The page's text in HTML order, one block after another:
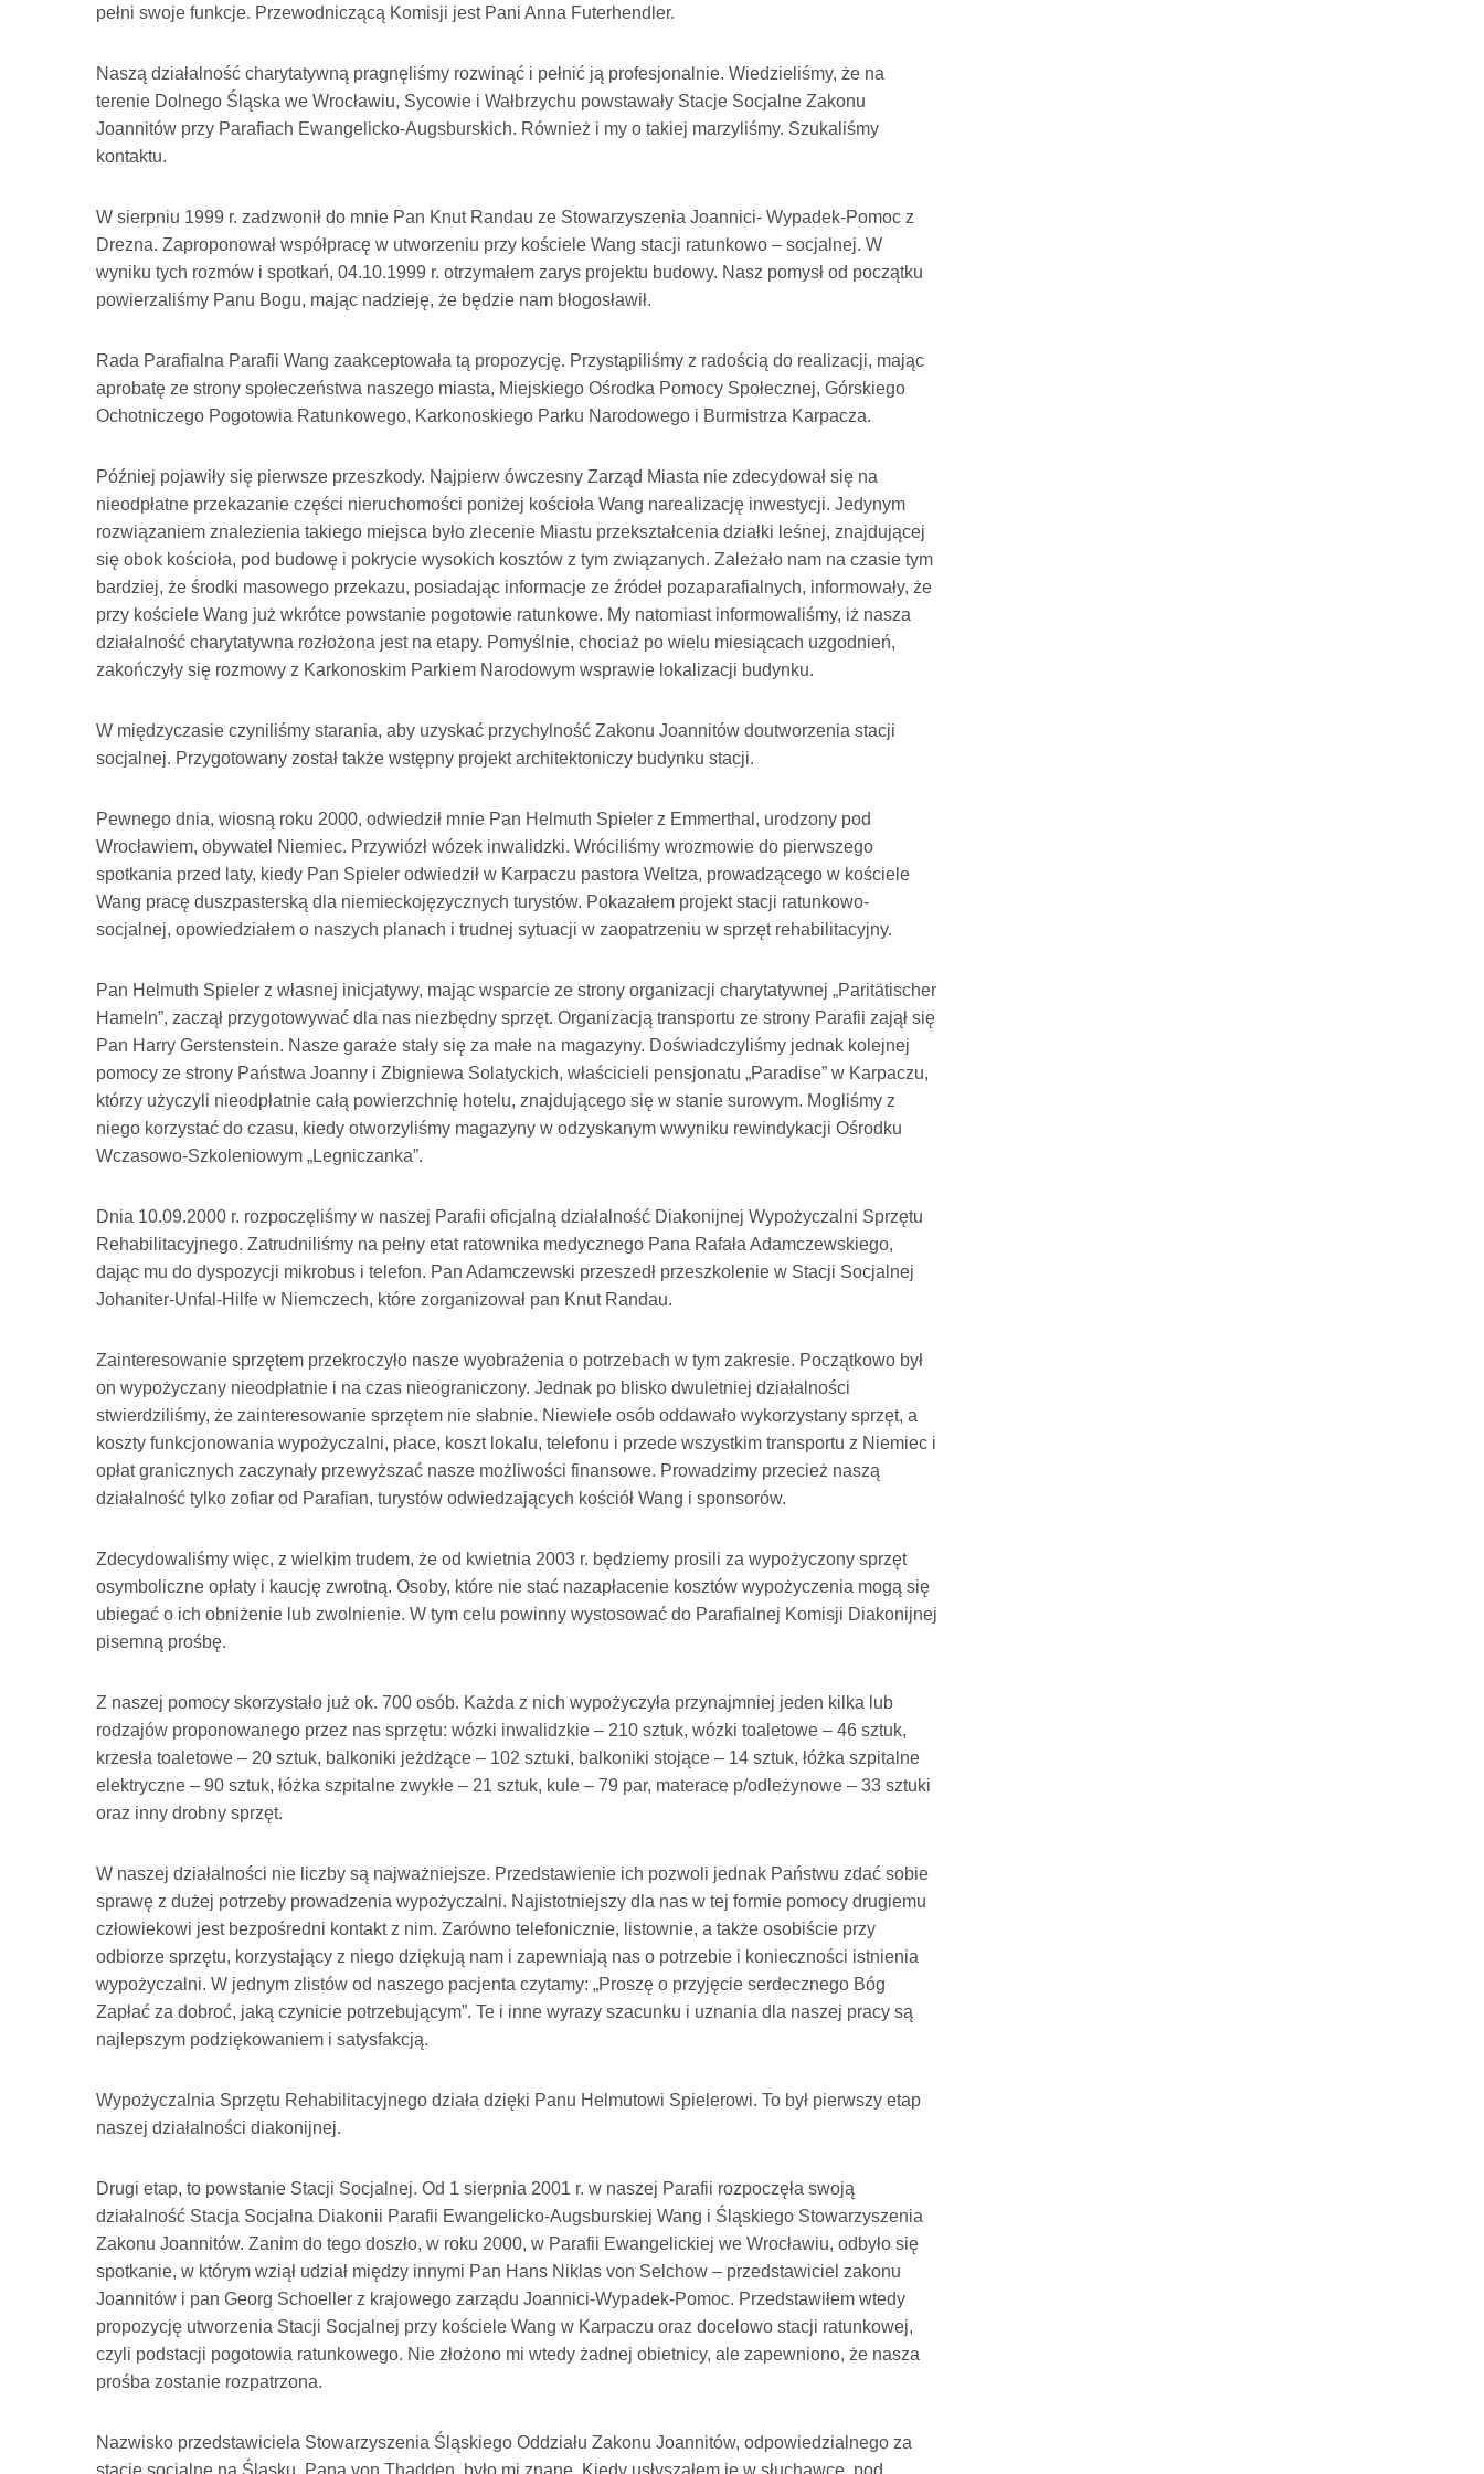
pełni swoje funkcje. Przewodniczącą Komisji jest Pani Anna Futerhendler.
Naszą działalność charytatywną pragnęliśmy rozwinąć i pełnić ją profesjonalnie. Wiedzieliśmy, że na
terenie Dolnego Śląska we Wrocławiu, Sycowie i Wałbrzychu powstawały Stacje Socjalne Zakonu
Joannitów przy Parafiach Ewangelicko-Augsburskich. Również i my o takiej marzyliśmy. Szukaliśmy
kontaktu.
W sierpniu 1999 r. zadzwonił do mnie Pan Knut Randau ze Stowarzyszenia Joannici- Wypadek-Pomoc z
Drezna. Zaproponował współpracę w utworzeniu przy kościele Wang stacji ratunkowo – socjalnej. W
wyniku tych rozmów i spotkań, 04.10.1999 r. otrzymałem zarys projektu budowy. Nasz pomysł od początku
powierzaliśmy Panu Bogu, mając nadzieję, że będzie nam błogosławił.
Rada Parafialna Parafii Wang zaakceptowała tą propozycję. Przystąpiliśmy z radością do realizacji, mając
aprobatę ze strony społeczeństwa naszego miasta, Miejskiego Ośrodka Pomocy Społecznej, Górskiego
Ochotniczego Pogotowia Ratunkowego, Karkonoskiego Parku Narodowego i Burmistrza Karpacza.
Później pojawiły się pierwsze przeszkody. Najpierw ówczesny Zarząd Miasta nie zdecydował się na
nieodpłatne przekazanie części nieruchomości poniżej kościoła Wang narealizację inwestycji. Jedynym
rozwiązaniem znalezienia takiego miejsca było zlecenie Miastu przekształcenia działki leśnej, znajdującej
się obok kościoła, pod budowę i pokrycie wysokich kosztów z tym związanych. Zależało nam na czasie tym
bardziej, że środki masowego przekazu, posiadając informacje ze źródeł pozaparafialnych, informowały, że
przy kościele Wang już wkrótce powstanie pogotowie ratunkowe. My natomiast informowaliśmy, iż nasza
działalność charytatywna rozłożona jest na etapy. Pomyślnie, chociaż po wielu miesiącach uzgodnień,
zakończyły się rozmowy z Karkonoskim Parkiem Narodowym wsprawie lokalizacji budynku.
W międzyczasie czyniliśmy starania, aby uzyskać przychylność Zakonu Joannitów doutworzenia stacji
socjalnej. Przygotowany został także wstępny projekt architektoniczy budynku stacji.
Pewnego dnia, wiosną roku 2000, odwiedził mnie Pan Helmuth Spieler z Emmerthal, urodzony pod
Wrocławiem, obywatel Niemiec. Przywiózł wózek inwalidzki. Wróciliśmy wrozmowie do pierwszego
spotkania przed laty, kiedy Pan Spieler odwiedził w Karpaczu pastora Weltza, prowadzącego w kościele
Wang pracę duszpasterską dla niemieckojęzycznych turystów. Pokazałem projekt stacji ratunkowo-
socjalnej, opowiedziałem o naszych planach i trudnej sytuacji w zaopatrzeniu w sprzęt rehabilitacyjny.
Pan Helmuth Spieler z własnej inicjatywy, mając wsparcie ze strony organizacji charytatywnej „Paritätischer
Hameln”, zaczął przygotowywać dla nas niezbędny sprzęt. Organizacją transportu ze strony Parafii zajął się
Pan Harry Gerstenstein. Nasze garaże stały się za małe na magazyny. Doświadczyliśmy jednak kolejnej
pomocy ze strony Państwa Joanny i Zbigniewa Solatyckich, właścicieli pensjonatu „Paradise” w Karpaczu,
którzy użyczyli nieodpłatnie całą powierzchnię hotelu, znajdującego się w stanie surowym. Mogliśmy z
niego korzystać do czasu, kiedy otworzyliśmy magazyny w odzyskanym wwyniku rewindykacji Ośrodku
Wczasowo-Szkoleniowym „Legniczanka”.
Dnia 10.09.2000 r. rozpoczęliśmy w naszej Parafii oficjalną działalność Diakonijnej Wypożyczalni Sprzętu
Rehabilitacyjnego. Zatrudniliśmy na pełny etat ratownika medycznego Pana Rafała Adamczewskiego,
dając mu do dyspozycji mikrobus i telefon. Pan Adamczewski przeszedł przeszkolenie w Stacji Socjalnej
Johaniter-Unfal-Hilfe w Niemczech, które zorganizował pan Knut Randau.
Zainteresowanie sprzętem przekroczyło nasze wyobrażenia o potrzebach w tym zakresie. Początkowo był
on wypożyczany nieodpłatnie i na czas nieograniczony. Jednak po blisko dwuletniej działalności
stwierdziliśmy, że zainteresowanie sprzętem nie słabnie. Niewiele osób oddawało wykorzystany sprzęt, a
koszty funkcjonowania wypożyczalni, płace, koszt lokalu, telefonu i przede wszystkim transportu z Niemiec i
opłat granicznych zaczynały przewyższać nasze możliwości finansowe. Prowadzimy przecież naszą
działalność tylko zofiar od Parafian, turystów odwiedzających kościół Wang i sponsorów.
Zdecydowaliśmy więc, z wielkim trudem, że od kwietnia 2003 r. będziemy prosili za wypożyczony sprzęt
osymboliczne opłaty i kaucję zwrotną. Osoby, które nie stać nazapłacenie kosztów wypożyczenia mogą się
ubiegać o ich obniżenie lub zwolnienie. W tym celu powinny wystosować do Parafialnej Komisji Diakonijnej
pisemną prośbę.
Z naszej pomocy skorzystało już ok. 700 osób. Każda z nich wypożyczyła przynajmniej jeden kilka lub
rodzajów proponowanego przez nas sprzętu: wózki inwalidzkie – 210 sztuk, wózki toaletowe – 46 sztuk,
krzesła toaletowe – 20 sztuk, balkoniki jeżdżące – 102 sztuki, balkoniki stojące – 14 sztuk, łóżka szpitalne
elektryczne – 90 sztuk, łóżka szpitalne zwykłe – 21 sztuk, kule – 79 par, materace p/odleżynowe – 33 sztuki
oraz inny drobny sprzęt.
W naszej działalności nie liczby są najważniejsze. Przedstawienie ich pozwoli jednak Państwu zdać sobie
sprawę z dużej potrzeby prowadzenia wypożyczalni. Najistotniejszy dla nas w tej formie pomocy drugiemu
człowiekowi jest bezpośredni kontakt z nim. Zarówno telefonicznie, listownie, a także osobiście przy
odbiorze sprzętu, korzystający z niego dziękują nam i zapewniają nas o potrzebie i konieczności istnienia
wypożyczalni. W jednym zlistów od naszego pacjenta czytamy: „Proszę o przyjęcie serdecznego Bóg
Zapłać za dobroć, jaką czynicie potrzebującym”. Te i inne wyrazy szacunku i uznania dla naszej pracy są
najlepszym podziękowaniem i satysfakcją.
Wypożyczalnia Sprzętu Rehabilitacyjnego działa dzięki Panu Helmutowi Spielerowi. To był pierwszy etap
naszej działalności diakonijnej.
Drugi etap, to powstanie Stacji Socjalnej. Od 1 sierpnia 2001 r. w naszej Parafii rozpoczęła swoją
działalność Stacja Socjalna Diakonii Parafii Ewangelicko-Augsburskiej Wang i Śląskiego Stowarzyszenia
Zakonu Joannitów. Zanim do tego doszło, w roku 2000, w Parafii Ewangelickiej we Wrocławiu, odbyło się
spotkanie, w którym wziął udział między innymi Pan Hans Niklas von Selchow – przedstawiciel zakonu
Joannitów i pan Georg Schoeller z krajowego zarządu Joannici-Wypadek-Pomoc. Przedstawiłem wtedy
propozycję utworzenia Stacji Socjalnej przy kościele Wang w Karpaczu oraz docelowo stacji ratunkowej,
czyli podstacji pogotowia ratunkowego. Nie złożono mi wtedy żadnej obietnicy, ale zapewniono, że nasza
prośba zostanie rozpatrzona.
Nazwisko przedstawiciela Stowarzyszenia Śląskiego Oddziału Zakonu Joannitów, odpowiedzialnego za
stacje socjalne na Śląsku, Pana von Thadden, było mi znane. Kiedy usłyszałem je w słuchawce, pod